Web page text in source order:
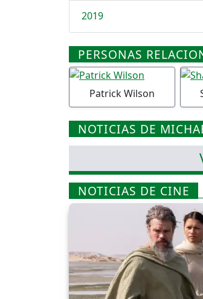
2019
PERSONAS
Patrick Wilson
NOTICIAS DE
NOTICIAS DE CINE